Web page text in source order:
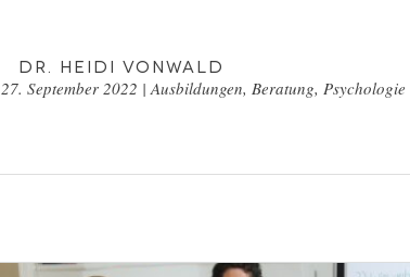
Dr. Heidi Vonwald
27. September 2022 |Ausbildungen, Beratung, Psychologie